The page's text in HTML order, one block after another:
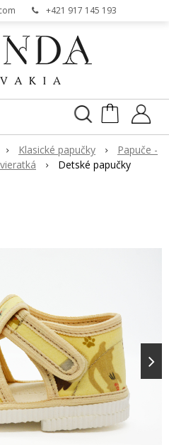
+421 917 145 193
Klasické papučky
Papuče -
Detské papučky